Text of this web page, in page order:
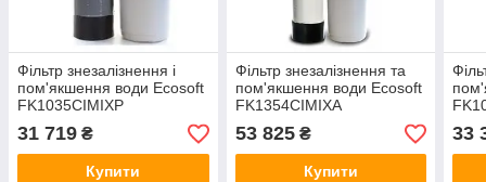
Фільтр знезалізнення і
пом'якшення води Ecosoft
FK1035CIMIXP
31 719 ₴
Купити
Фільтр знезалізнення та
пом'якшення води Ecosoft
FK1354CIMIXA
53 825₴
Купити
33